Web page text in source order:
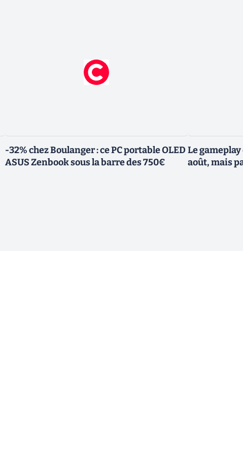
-32% chez Boulanger : ce PC portable OLED
ASUS Zenbook sous la barre des 750€
Le gameplay
août, mais